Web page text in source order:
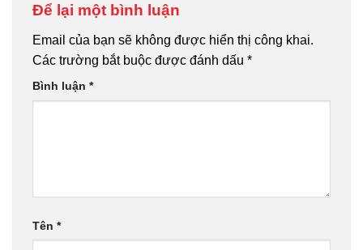
Để lại một bình luận
Email của bạn sẽ không được hiển thị công khai.
Các trường bắt buộc được đánh dấu *
Bình luận *
Tên *